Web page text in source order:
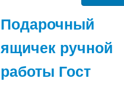
Подарочный
ящичек ручной
работы Гост